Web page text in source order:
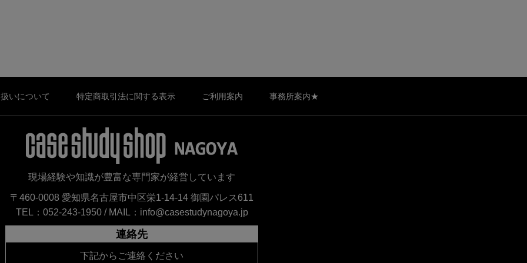
いについて 特定商取引法に関する表示 ご利用案内 事務所案内★
現場経験や知識が豊富な専門家が経営しています
〒460-0008 愛知県名古屋市中区栄1-14-14 御園パレス611
TEL：052-243-1950 / MAIL：info@casestudynagoya.jp
連絡先
下記からご連絡ください